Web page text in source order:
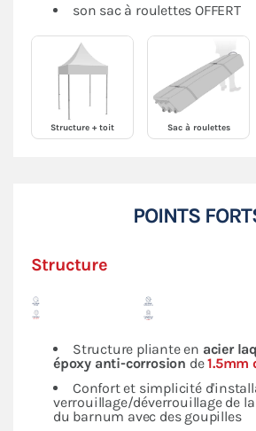
son sac à roulettes OFFERT
Structure + toit Sac à roulettes
POINTS
Structure
Structure pliante en acier
époxy anti-corrosion de1.5mm
Confort et simplicité
verrouillage/déverrouillage de
du barnum avec des goupilles